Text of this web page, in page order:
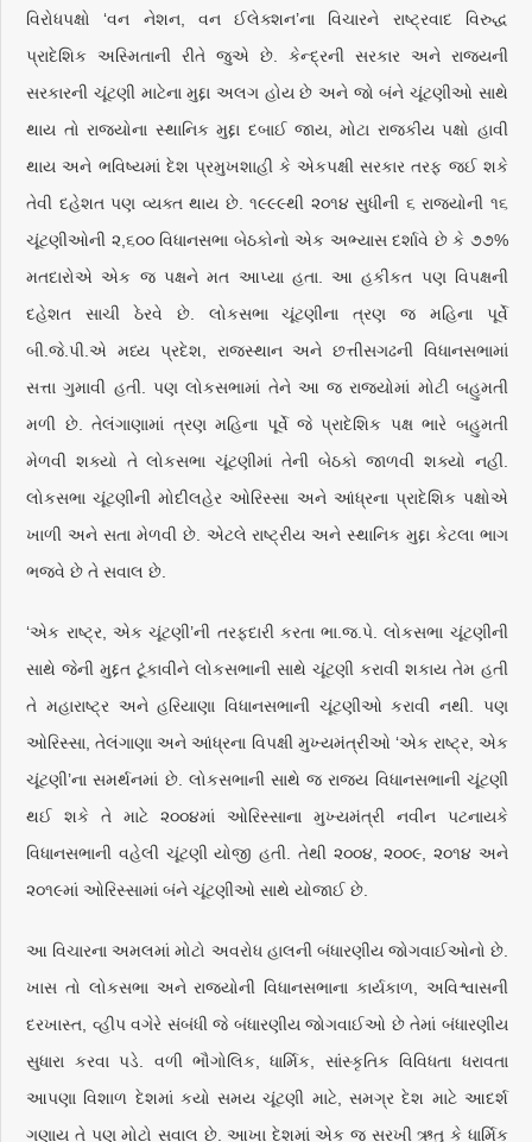
વિરોધપક્ષો ‘વન નેશન, વન ઈલેક્શન’ના વિચારને રાષ્ટ્રવાદ વિરુદ્ધ
પ્રાદેશિક અસ્મિતાની રીતે જુએ છે. કેન્દ્રની સરકાર અને રાજ્યની
સરકારની ચૂંટણી માટેના મુદ્દા અલગ હોય છે અને જો બંને ચૂંટણીઓ સાથે
થાય તો રાજ્યોના સ્થાનિક મુદ્દા દબાઈ જાય, મોટા રાજકીય પક્ષો હાવી
થાય અને ભવિષ્યમાં દેશ પ્રમુખશાહી કે એકપક્ષી સરકાર તરફ જઈ શકે
તેવી દહેશત પણ વ્યક્ત થાય છે. ૧૯૯૯થી ૨૦૧૪ સુધીની ૬ રાજ્યોની ૧૬
ચૂંટણીઓની ૨,૬૦૦ વિધાનસભા બેઠકોનો એક અભ્યાસ દર્શાવે છે કે ૭૭%
મતદારોએ એક જ પક્ષને મત આપ્યા હતા. આ હકીકત પણ વિપક્ષની
દહેશત સાચી ઠેરવે છે. લોકસભા ચૂંટણીના ત્રણ જ મહિના પૂર્વે
બી.જે.પી.એ મધ્ય પ્રદેશ, રાજસ્થાન અને છત્તીસગઢની વિધાનસભામાં
સત્તા ગુમાવી હતી. પણ લોકસભામાં તેને આ જ રાજ્યોમાં મોટી બહુમતી
મળી છે. તેલંગાણામાં ત્રણ મહિના પૂર્વે જે પ્રાદેશિક પક્ષ ભારે બહુમતી
મેળવી શક્યો તે લોકસભા ચૂંટણીમાં તેની બેઠકો જાળવી શક્યો નહીં.
લોકસભા ચૂંટણીની મોદીલહેર ઓરિસ્સા અને આંધ્રના પ્રાદેશિક પક્ષોએ
ખાળી અને સતા મેળવી છે. એટલે રાષ્ટ્રીય અને સ્થાનિક મુદ્દા કેટલા ભાગ
ભજવે છે તે સવાલ છે.
‘એક રાષ્ટ્ર, એક ચૂંટણી’ની તરફ્દારી કરતા ભા.જ.પે. લોકસભા ચૂંટણીની
સાથે જેની મુદ્દત ટૂંકાવીને લોકસભાની સાથે ચૂંટણી કરાવી શકાય તેમ હતી
તે મહારાષ્ટ્ર અને હરિયાણા વિધાનસભાની ચૂંટણીઓ કરાવી નથી. પણ
ઓરિસ્સા, તેલંગાણા અને આંધ્રના વિપક્ષી મુખ્યમંત્રીઓ ‘એક રાષ્ટ્ર, એક
ચૂંટણી’ના સમર્થનમાં છે. લોકસભાની સાથે જ રાજ્ય વિધાનસભાની ચૂંટણી
થઈ શકે તે માટે ૨૦૦૪માં ઓરિસ્સાના મુખ્યમંત્રી નવીન પટનાયકે
વિધાનસભાની વહેલી ચૂંટણી યોજી હતી. તેથી ૨૦૦૪, ૨૦૦૯, ૨૦૧૪ અને
૨૦૧૯માં ઓરિસ્સામાં બંને ચૂંટણીઓ સાથે યોજાઈ છે.
આ વિચારના અમલમાં મોટો અવરોધ હાલની બંધારણીય જોગવાઈઓનો છે.
ખાસ તો લોકસભા અને રાજ્યોની વિધાનસભાના કાર્યકાળ, અવિશ્વાસની
દરખાસ્ત, વ્હીપ વગેરે સંબંધી જે બંધારણીય જોગવાઈઓ છે તેમાં બંધારણીય
સુધારા કરવા પડે. વળી ભૌગોલિક, ધાર્મિક, સાંસ્કૃતિક વિવિધતા ધરાવતા
આપણા વિશાળ દેશમાં કયો સમય ચૂંટણી માટે, સમગ્ર દેશ માટે આદર્શ
ગણાય તે પણ મોટો સવાલ છે. આખા દેશમાં એક જ સરખી ઋતુ કે ધાર્મિક